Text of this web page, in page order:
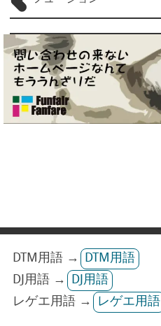
DTM用語 →
DTM用語
DJ用語 →
DJ用語
レゲエ用語 →
レゲエ用語